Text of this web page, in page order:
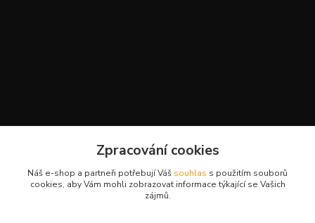
+420 777 959 094
(Po-Pá, 8-16 hod.)
Zpracování cookies
Náš e-shop a partneři potřebují Váš souhlas s použitím souborů
cookies, aby Vám mohli zobrazovat informace týkající se Vašich
zájmů.